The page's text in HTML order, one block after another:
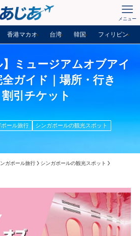
メニュー
香港マカオ 台湾 韓国 フィリピン
】ミュージアムオブアイ
ガイド｜場所・行き
引チケット
ポール旅行 シンガポールの観光スポット
ガポール旅行 シンガポールの観光スポット